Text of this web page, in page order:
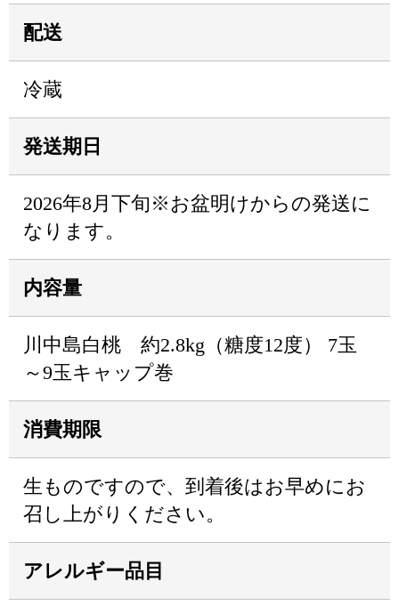
配送
冷蔵
発送期日
2026年8月下旬※お盆明けからの発送に
なります。
内容量
川中島白桃 約2.8kg（糖度12度） 7玉
～9玉キャップ巻
消費期限
生ものですので、到着後はお早めにお
召し上がりください。
アレルギー品目